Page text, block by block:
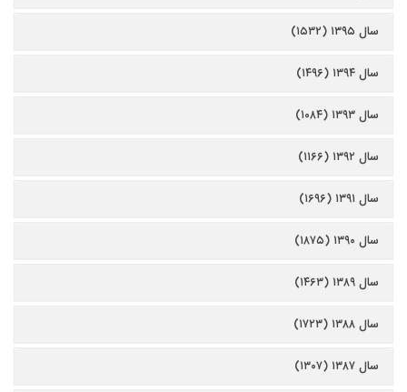
سال ۱۳۹۵ (۱۵۳۲)
سال ۱۳۹۴ (۱۴۹۶)
سال ۱۳۹۳ (۱۰۸۴)
سال ۱۳۹۲ (۱۱۶۶)
سال ۱۳۹۱ (۱۶۹۶)
سال ۱۳۹۰ (۱۸۷۵)
سال ۱۳۸۹ (۱۴۶۳)
سال ۱۳۸۸ (۱۷۲۳)
سال ۱۳۸۷ (۱۳۰۷)